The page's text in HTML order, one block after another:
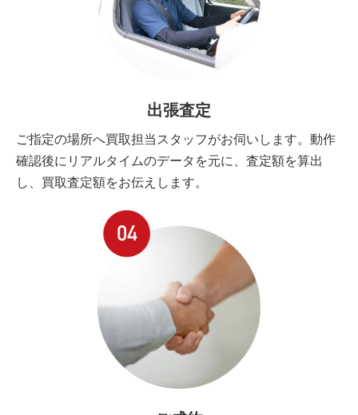
出張査定
ご指定の場所へ買取担当スタッフがお伺いします。動作
確認後にリアルタイムのデータを元に、査定額を算出
し、買取査定額をお伝えします。